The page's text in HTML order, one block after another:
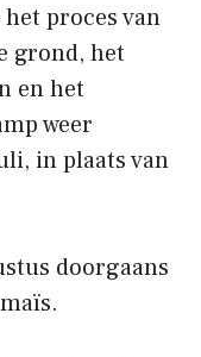
proces van
grond, het
en het
weer
in plaats van
doorgaans